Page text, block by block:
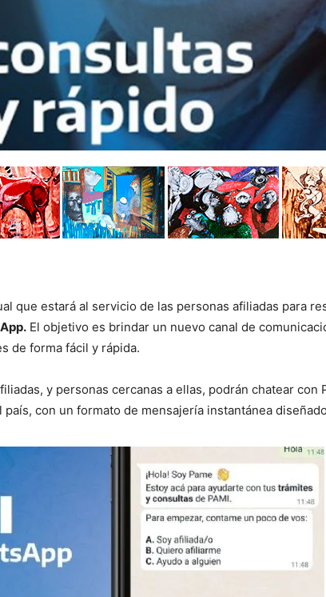
que estará al servicio de las personas afiliadas para
El objetivo es brindar un nuevo canal de
de forma fácil y rápida.
y personas cercanas a ellas, podrán chatear con
con un formato de mensajería instantánea